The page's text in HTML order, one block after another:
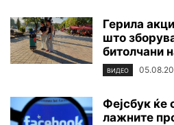
Герила
што
битолчани
ВИДЕО
Фејсбук ќе
лажните